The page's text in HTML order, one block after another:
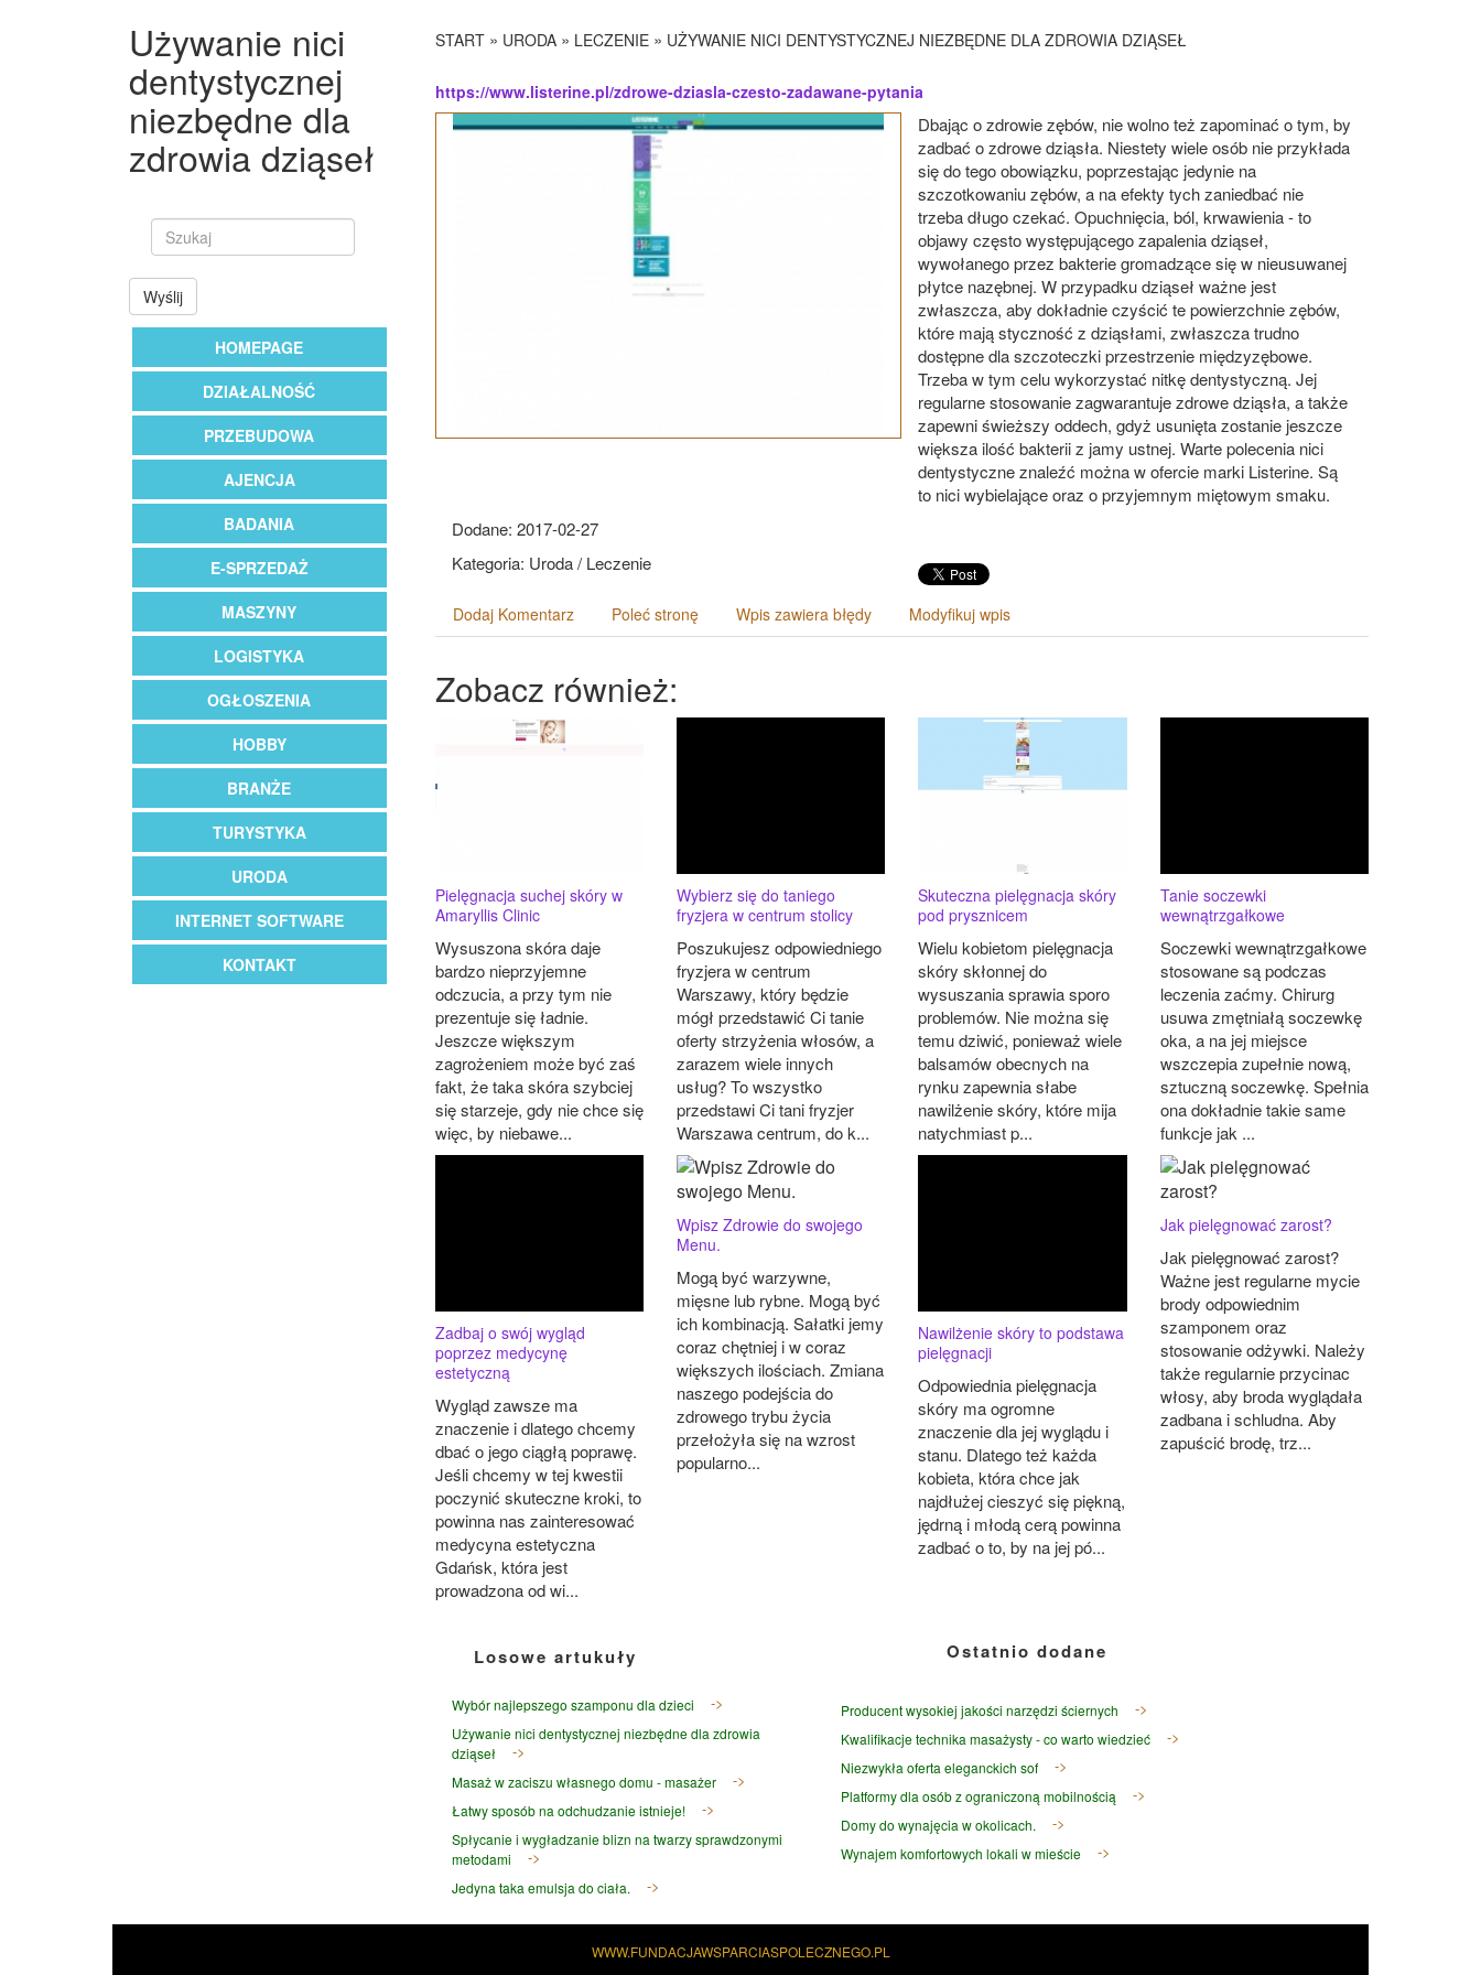
Używanie nici
dentystycznej
niezbędne dla
zdrowia dziąseł
Wyślij
HOMEPAGE
DZIAŁALNOŚĆ
PRZEBUDOWA
AJENCJA
BADANIA
E-SPRZEDAŻ
MASZYNY
LOGISTYKA
OGŁOSZENIA
HOBBY
BRANŻE
TURYSTYKA
URODA
INTERNET SOFTWARE
KONTAKT
START» URODA» LECZENIE» UŻYWANIE NICI DENTYSTYCZNEJ NIEZBĘDNE DLA ZDROWIA DZIĄSEŁ
https://www.listerine.pl/zdrowe-dziasla-czesto-zadawane-pytania
Dbając o zdrowie zębów, nie wolno też zapominać o tym, by
zadbać o zdrowe dziąsła. Niestety wiele osób nie przykłada
się do tego obowiązku, poprzestając jedynie na
szczotkowaniu zębów, a na efekty tych zaniedbać nie
trzeba długo czekać. Opuchnięcia, ból, krwawienia - to
objawy często występującego zapalenia dziąseł,
wywołanego przez bakterie gromadzące się w nieusuwanej
płytce nazębnej. W przypadku dziąseł ważne jest
zwłaszcza, aby dokładnie czyścić te powierzchnie zębów,
które mają styczność z dziąsłami, zwłaszcza trudno
dostępne dla szczoteczki przestrzenie międzyzębowe.
Trzeba w tym celu wykorzystać nitkę dentystyczną. Jej
regularne stosowanie zagwarantuje zdrowe dziąsła, a także
zapewni świeższy oddech, gdyż usunięta zostanie jeszcze
większa ilość bakterii z jamy ustnej. Warte polecenia nici
dentystyczne znaleźć można w ofercie marki Listerine. Są
to nici wybielające oraz o przyjemnym miętowym smaku.
Dodane: 2017-02-27
Kategoria: Uroda / Leczenie
Dodaj Komentarz Poleć stronę Wpis zawiera błędy Modyfikuj wpis
Zobacz również:
Pielęgnacja suchej skóry w
Amaryllis Clinic
Wysuszona skóra daje
bardzo nieprzyjemne
odczucia, a przy tym nie
prezentuje się ładnie.
Jeszcze większym
zagrożeniem może być zaś
fakt, że taka skóra szybciej
się starzeje, gdy nie chce się
więc, by niebawe...
Wybierz się do taniego
fryzjera w centrum stolicy
Poszukujesz odpowiedniego
fryzjera w centrum
Warszawy, który będzie
mógł przedstawić Ci tanie
oferty strzyżenia włosów, a
zarazem wiele innych
usług? To wszystko
przedstawi Ci tani fryzjer
Warszawa centrum, do k...
Skuteczna pielęgnacja skóry
pod prysznicem
Wielu kobietom pielęgnacja
skóry skłonnej do
wysuszania sprawia sporo
problemów. Nie można się
temu dziwić, ponieważ wiele
balsamów obecnych na
rynku zapewnia słabe
nawilżenie skóry, które mija
natychmiast p...
Tanie soczewki
wewnątrzgałkowe
Soczewki wewnątrzgałkowe
stosowane są podczas
leczenia zaćmy. Chirurg
usuwa zmętniałą soczewkę
oka, a na jej miejsce
wszczepia zupełnie nową,
sztuczną soczewkę. Spełnia
ona dokładnie takie same
funkcje jak ...
Zadbaj o swój wygląd
poprzez medycynę
estetyczną
Wygląd zawsze ma
znaczenie i dlatego chcemy
dbać o jego ciągłą poprawę.
Jeśli chcemy w tej kwestii
poczynić skuteczne kroki, to
powinna nas zainteresować
medycyna estetyczna
Gdańsk, która jest
prowadzona od wi...
Wpisz Zdrowie do swojego
Menu.
Mogą być warzywne,
mięsne lub rybne. Mogą być
ich kombinacją. Sałatki jemy
coraz chętniej i w coraz
większych ilościach. Zmiana
naszego podejścia do
zdrowego trybu życia
przełożyła się na wzrost
popularno...
Nawilżenie skóry to podstawa
pielęgnacji
Odpowiednia pielęgnacja
skóry ma ogromne
znaczenie dla jej wyglądu i
stanu. Dlatego też każda
kobieta, która chce jak
najdłużej cieszyć się piękną,
jędrną i młodą cerą powinna
zadbać o to, by na jej pó...
Jak pielęgnować zarost?
Jak pielęgnować zarost?
Ważne jest regularne mycie
brody odpowiednim
szamponem oraz
stosowanie odżywki. Należy
także regularnie przycinac
włosy, aby broda wyglądała
zadbana i schludna. Aby
zapuścić brodę, trz...
Losowe artukuły
Wybór najlepszego szamponu dla dzieci
Używanie nici dentystycznej niezbędne dla zdrowia
dziąseł
Masaż w zaciszu własnego domu - masażer
Łatwy sposób na odchudzanie istnieje!
Spłycanie i wygładzanie blizn na twarzy sprawdzonymi
metodami
Jedyna taka emulsja do ciała.
Ostatnio dodane
Producent wysokiej jakości narzędzi ściernych
Kwalifikacje technika masażysty - co warto wiedzieć
Niezwykła oferta eleganckich sof
Platformy dla osób z ograniczoną mobilnością
Domy do wynajęcia w okolicach.
Wynajem komfortowych lokali w mieście
WWW.FUNDACJAWSPARCIASPOLECZNEGO.PL